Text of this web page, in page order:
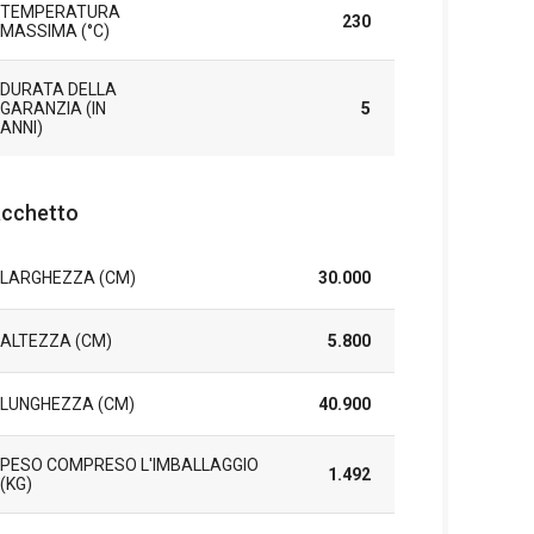
TEMPERATURA
MASSIMA (°C)
230
DURATA DELLA
GARANZIA (IN
ANNI)
5
LARGHEZZA (CM) 30.000
ALTEZZA (CM) 5.800
LUNGHEZZA (CM) 40.900
PESO COMPRESO L'IMBALLAGGIO
(KG)
1.492